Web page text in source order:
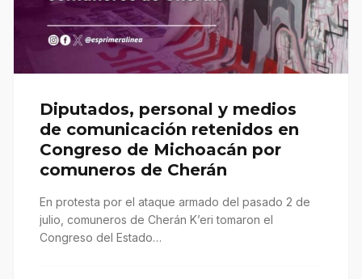
Diputados, personal y medios
de comunicación retenidos en
Congreso de Michoacán por
comuneros de Cherán
En protesta por el ataque armado del pasado 2 de
julio, comuneros de Cherán K’eri tomaron el
Congreso del Estado…